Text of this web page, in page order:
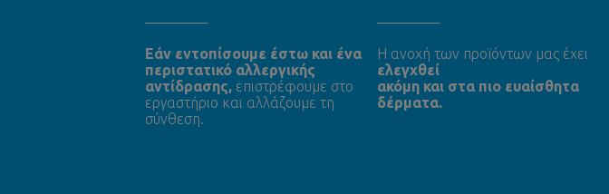
Εάν εντοπίσουμε έστω και ένα
περιστατικό αλλεργικής
αντίδρασης, επιστρέφουμε στο
εργαστήριο και αλλάζουμε τη
σύνθεση.
Η ανοχή των προϊόντων μας έχει
ελεγχθεί
ακόμη και στα πιο ευαίσθητα
δέρματα.